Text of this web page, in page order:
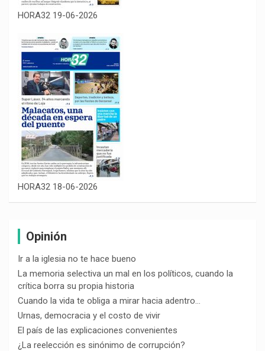
HORA32 19-06-2026
HORA32 18-06-2026
Opinión
Ir a la iglesia no te hace bueno
La memoria selectiva un mal en los políticos, cuando la
crítica borra su propia historia
Cuando la vida te obliga a mirar hacia adentro…
Urnas, democracia y el costo de vivir
El país de las explicaciones convenientes
¿La reelección es sinónimo de corrupción?